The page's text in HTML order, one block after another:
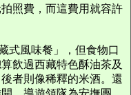
照費，而這費用就容許
式風味餐」，但食物口
飲過西藏特色酥油茶及
者則像稀釋的米酒。還